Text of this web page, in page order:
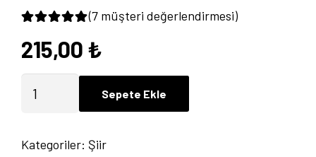
7
müşteri puanına dayanarak 5 üzerinden
(7 müşteri değerlendirmesi)
215,00 ₺
k
Sepete Ekle
Kategoriler: Şiir